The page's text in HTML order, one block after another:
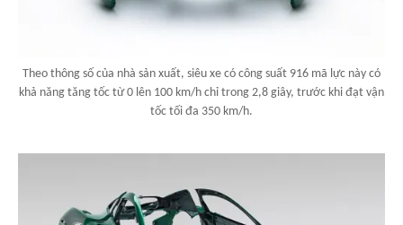
Theo thông số của nhà sản xuất, siêu xe có công suất 916 mã lực này có
khả năng tăng tốc từ 0 lên 100 km/h chỉ trong 2,8 giây, trước khi đạt vận
tốc tối đa 350 km/h.